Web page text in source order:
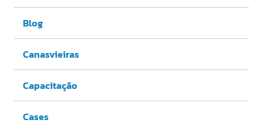
Blog
Canasvieiras
Capacitação
Cases